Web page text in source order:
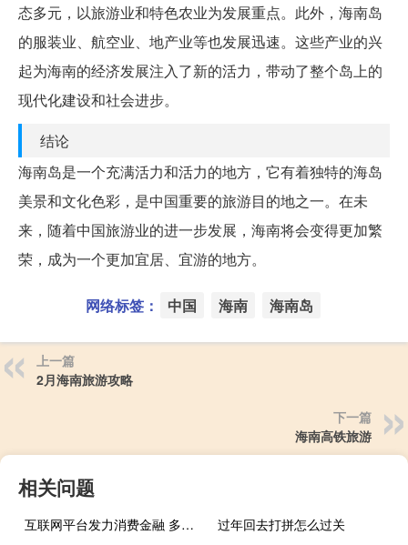
态多元，以旅游业和特色农业为发展重点。此外，海南岛
的服装业、航空业、地产业等也发展迅速。这些产业的兴
起为海南的经济发展注入了新的活力，带动了整个岛上的
现代化建设和社会进步。
结论
海南岛是一个充满活力和活力的地方，它有着独特的海岛
美景和文化色彩，是中国重要的旅游目的地之一。在未
来，随着中国旅游业的进一步发展，海南将会变得更加繁
荣，成为一个更加宜居、宜游的地方。
网络标签： 中国 海南 海南岛
上一篇
2月海南旅游攻略
下一篇
海南高铁旅游
相关问题
互联网平台发力消费金融 多头借贷风险需警惕
过年回去打拼怎么过关